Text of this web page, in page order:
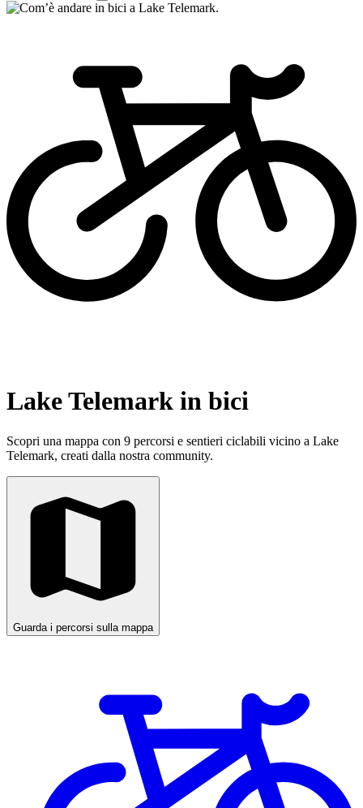
Lake Telemark in bici
Scopri una mappa con 9 percorsi e sentieri ciclabili vicino a Lake
Telemark, creati dalla nostra community.
Guarda i percorsi sulla mappa